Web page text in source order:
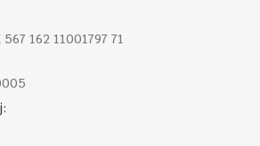
567 162 11001797 71